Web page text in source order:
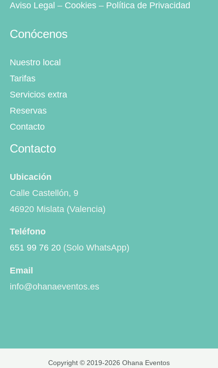
Aviso Legal – Cookies – Política de Privacidad
Conócenos
Nuestro local
Tarifas
Servicios extra
Reservas
Contacto
Contacto
Ubicación
Calle Castellón, 9
46920 Mislata (Valencia)
Teléfono
651 99 76 20 (Solo WhatsApp)
Email
info@ohanaeventos.es
Copyright © 2019-2026 Ohana Eventos